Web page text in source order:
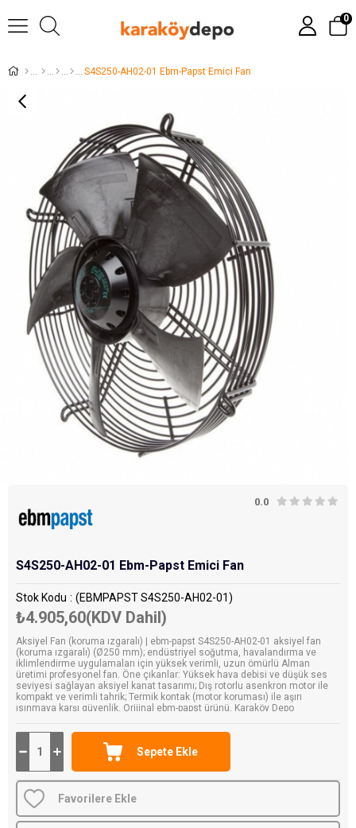
0
S4S250-AH02-01 Ebm-Papst Emici Fan
0.0
S4S250-AH02-01 Ebm-Papst Emici Fan
Stok Kodu (EBMPAPST S4S250-AH02-01)
₺4.905,60(KDV Dahil)
Aksiyel Fan (koruma ızgaralı) | ebm-papst S4S250-AH02-01 aksiyel fan
(koruma ızgaralı) (Ø250 mm); endüstriyel soğutma, havalandırma ve
iklimlendirme uygulamaları için yüksek verimli, uzun ömürlü Alman
üretimi profesyonel fan. Öne çıkanlar: Yüksek hava debisi ve düşük ses
seviyesi sağlayan aksiyel kanat tasarımı; Dış rotorlu asenkron motor ile
kompakt ve verimli tahrik; Termik kontak (motor koruması) ile aşırı
ısınmaya karşı güvenlik. Orijinal ebm-papst ürünü, Karaköy Depo
Favorilere Ekle